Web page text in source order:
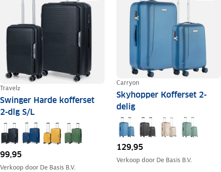
Travelz
Swinger Harde kofferset
2-dlg S/L
99,95
Verkoop door De Basis B.V.
Carryon
Skyhopper Kofferset 2-
delig
129,95
Verkoop door De Basis B.V.